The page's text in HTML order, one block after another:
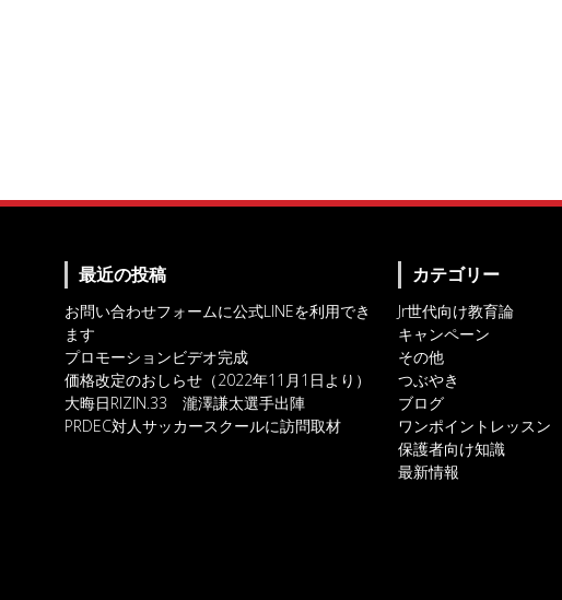
最近の投稿
お問い合わせフォームに公式LINEを利用でき
ます
プロモーションビデオ完成
価格改定のおしらせ（2022年11月1日より）
大晦日RIZIN.33 瀧澤謙太選手出陣
PRDEC対人サッカースクールに訪問取材
カテゴリー
Jr世代向け教育論
キャンペーン
その他
つぶやき
ブログ
ワンポイントレッスン
保護者向け知識
最新情報